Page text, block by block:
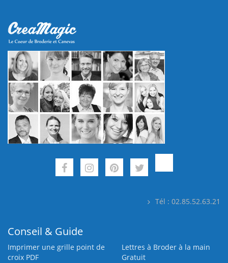
Tél : 02.85.52.63.21
Conseil & Guide
Imprimer une grille point de
croix PDF
Lettres à Broder à la main
Gratuit